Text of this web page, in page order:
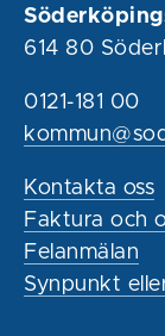
614 80
0121-181 00
Kontakta oss
Faktura och
Felanmälan
Synpunkt